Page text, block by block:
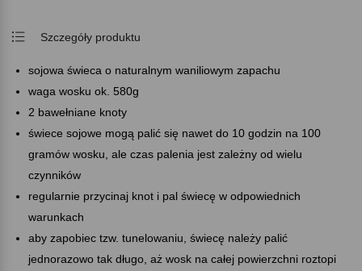
Szczegóły produktu
sojowa świeca o naturalnym waniliowym zapachu
waga wosku ok. 580g
2 bawełniane knoty
świece sojowe mogą palić się nawet do 10 godzin na 100
gramów wosku, ale czas palenia jest zależny od wielu
czynników
regularnie przycinaj knot i pal świecę w odpowiednich
warunkach
aby zapobiec tzw. tunelowaniu, świecę należy palić
jednorazowo tak długo, aż wosk na całej powierzchni roztopi